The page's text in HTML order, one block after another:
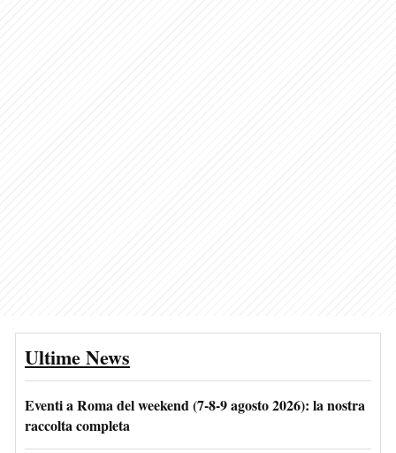
Ultime News
Eventi a Roma del weekend (7-8-9 agosto 2026): la nostra
raccolta completa